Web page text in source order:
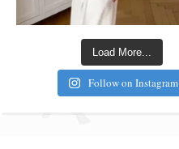
Load More...
Follow on Instagram